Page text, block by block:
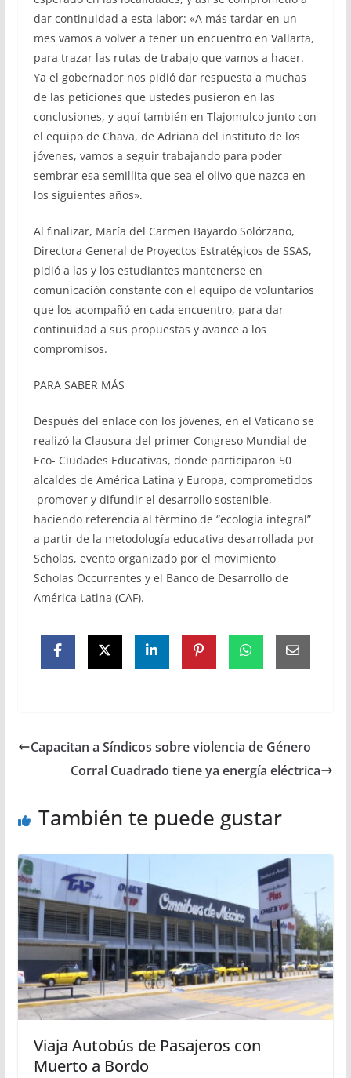
dar continuidad a esta labor: «A más tardar en un
mes vamos a volver a tener un encuentro en Vallarta,
para trazar las rutas de trabajo que vamos a hacer.
Ya el gobernador nos pidió dar respuesta a muchas
de las peticiones que ustedes pusieron en las
conclusiones, y aquí también en Tlajomulco junto con
el equipo de Chava, de Adriana del instituto de los
jóvenes, vamos a seguir trabajando para poder
sembrar esa semillita que sea el olivo que nazca en
los siguientes años».
Al finalizar, María del Carmen Bayardo Solórzano,
Directora General de Proyectos Estratégicos de SSAS,
pidió a las y los estudiantes mantenerse en
comunicación constante con el equipo de voluntarios
que los acompañó en cada encuentro, para dar
continuidad a sus propuestas y avance a los
compromisos.
PARA SABER MÁS
Después del enlace con los jóvenes, en el Vaticano se
realizó la Clausura del primer Congreso Mundial de
Eco- Ciudades Educativas, donde participaron 50
alcaldes de América Latina y Europa, comprometidos
promover y difundir el desarrollo sostenible,
haciendo referencia al término de “ecología integral”
a partir de la metodología educativa desarrollada por
Scholas, evento organizado por el movimiento
Scholas Occurrentes y el Banco de Desarrollo de
América Latina (CAF).
Capacitan a Síndicos sobre violencia de Género
Corral Cuadrado tiene ya energía eléctrica
También te puede gustar
Viaja Autobús de Pasajeros con
Muerto a Bordo